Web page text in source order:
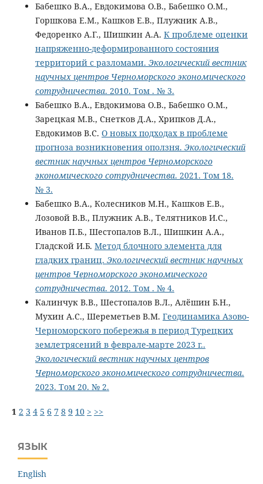
Бабешко В.А., Евдокимова О.В., Бабешко О.М.,
Горшкова Е.М., Кашков Е.В., Плужник А.В.,
Федоренко А.Г., Шишкин А.А. К проблеме оценки
напряженно-деформированного состояния
территорий с разломами. Экологический вестник
научных центров Черноморского экономического
сотрудничества. 2010. Том . № 3.
Бабешко В.А., Евдокимова О.В., Бабешко О.М.,
Зарецкая М.В., Снетков Д.А., Хрипков Д.А.,
Евдокимов В.С. О новых подходах в проблеме
прогноза возникновения оползня. Экологический
вестник научных центров Черноморского
экономического сотрудничества. 2021. Том 18.
№ 3.
Бабешко В.А., Колесников М.Н., Кашков Е.В.,
Лозовой В.В., Плужник А.В., Телятников И.С.,
Иванов П.Б., Шестопалов В.Л., Шишкин А.А.,
Гладской И.Б. Метод блочного элемента для
гладких границ. Экологический вестник научных
центров Черноморского экономического
сотрудничества. 2012. Том . № 4.
Калинчук В.В., Шестопалов В.Л., Алёшин Б.Н.,
Мухин А.С., Шереметьев В.М. Геодинамика Азово-
Черноморского побережья в период Турецких
землетрясений в феврале-марте 2023 г..
Экологический вестник научных центров
Черноморского экономического сотрудничества.
2023. Том 20. № 2.
1 2 3 4 5 6 7 8 9 10 > >>
ЯЗЫК
English